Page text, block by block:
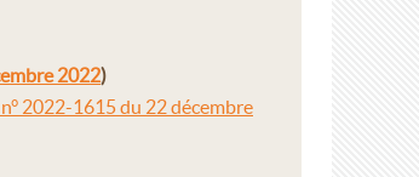
2022)
2022-1615 du 22 décembre